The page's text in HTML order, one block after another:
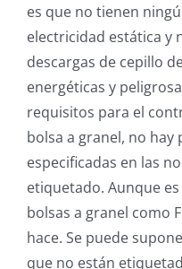
es que no tienen
electricidad estática y
descargas de cepillo
energéticas y
requisitos para el
bolsa a granel, no
especificadas en las
etiquetado. Aunque
bolsas a granel como
hace. Se puede
que no están